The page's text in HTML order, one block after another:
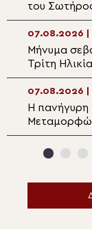
του
Περάμου
07.08.2026 |
Μήνυμα
Τρίτη
Ρειχέα
07.08.2026 |
Η πανήγυρη
Σωτήρος